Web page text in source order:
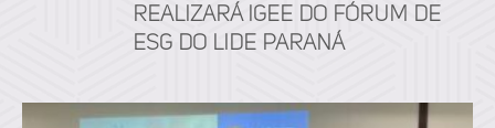
realizará IGEE do Fórum de
ESG do LIDE Paraná